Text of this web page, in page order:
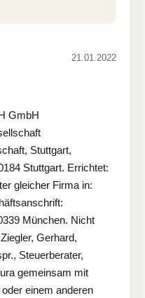
21.01.2022
GmbH
Stuttgart,
Stuttgart. Errichtet:
gleicher Firma in:
München. Nicht
Gerhard,
Steuerberater,
gemeinsam mit
einem anderen